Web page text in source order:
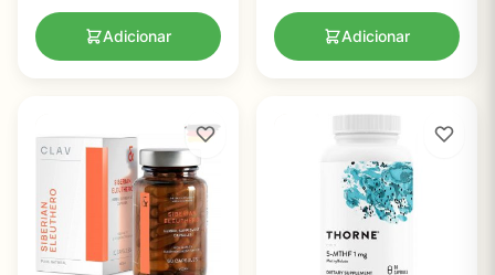
Adicionar Adicionar